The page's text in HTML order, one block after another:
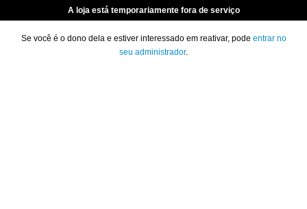
A loja está temporariamente fora de serviço
Se você é o dono dela e estiver interessado em reativar, pode entrar no
seu administrador.